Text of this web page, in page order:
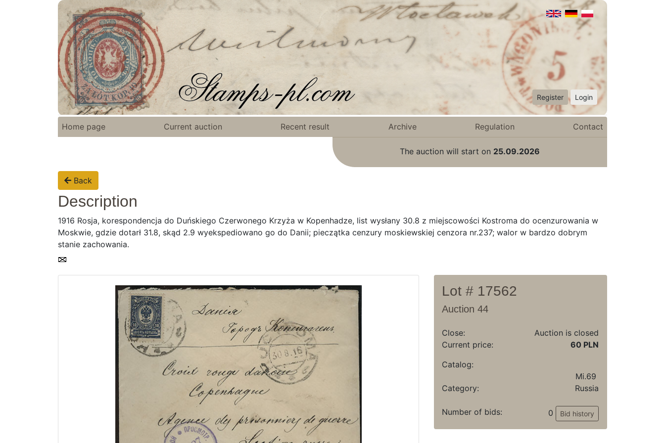
Register Login
Home page Current auction Recent result Archive Regulation Contact
The auction will start on 25.09.2026
Back
Description
1916 Rosja, korespondencja do Duńskiego Czerwonego Krzyża w Kopenhadze, list wysłany 30.8 z miejscowości Kostroma do ocenzurowania w
Moskwie, gdzie dotarł 31.8, skąd 2.9 wyekspediowano go do Danii; pieczątka cenzury moskiewskiej cenzora nr.237; walor w bardzo dobrym
stanie zachowania.
Lot # 17562
Auction 44
Close:
Auction is closed
Current price:
60 PLN
Catalog:
Mi.69
Category:
Russia
Number of bids: 0 Bid history